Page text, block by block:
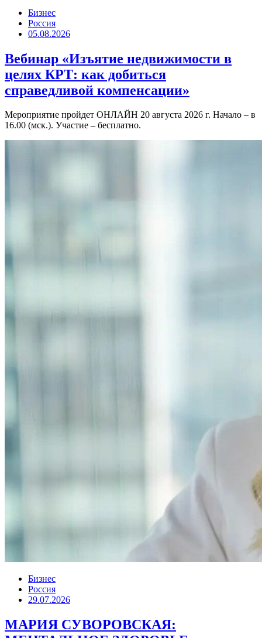
Бизнес
Россия
05.08.2026
Вебинар «Изъятие недвижимости в
целях КРТ: как добиться
справедливой компенсации»
Мероприятие пройдет ОНЛАЙН 20 августа 2026 г. Начало – в
16.00 (мск.). Участие – бесплатно.
Бизнес
Россия
29.07.2026
МАРИЯ СУВОРОВСКАЯ: